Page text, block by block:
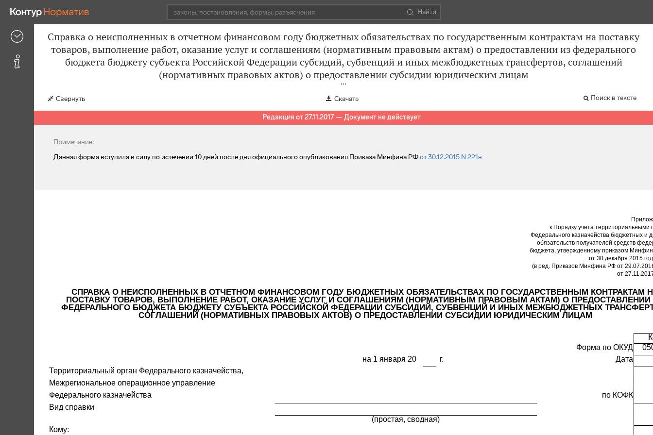
Найти
Справка о неисполненных в отчетном финансовом году бюджетных обязательствах по государственным контрактам на поставку
товаров, выполнение работ, оказание услуг и соглашениям (нормативным правовым актам) о предоставлении из федерального
бюджета бюджету субъекта Российской Федерации субсидий, субвенций и иных межбюджетных трансфертов, соглашений
(нормативных правовых актов) о предоставлении субсидии юридическим лицам
Свернуть Скачать Поиск в тексте
Редакция от 27.11.2017 — Документ не действует
Примечание:
Данная форма вступила в силу по истечении 10 дней после дня официального опубликования Приказа Минфина РФот 30.12.2015 N 221н
к Порядку учета территориальными
Федерального казначейства бюджетных и
обязательств получателей средств
бюджета, утвержденному приказом
от 30 декабря 2015
(в ред. Приказов Минфина РФ от
от
СПРАВКА О НЕИСПОЛНЕННЫХ В ОТЧЕТНОМ ФИНАНСОВОМ ГОДУ БЮДЖЕТНЫХ ОБЯЗАТЕЛЬСТВАХ ПО ГОСУДАРСТВЕННЫМ КОНТРАКТАМ
ПОСТАВКУ ТОВАРОВ, ВЫПОЛНЕНИЕ РАБОТ, ОКАЗАНИЕ УСЛУГ И СОГЛАШЕНИЯМ (НОРМАТИВНЫМ ПРАВОВЫМ АКТАМ) О ПРЕДОСТАВЛЕНИИ
ФЕДЕРАЛЬНОГО БЮДЖЕТА БЮДЖЕТУ СУБЪЕКТА РОССИЙСКОЙ ФЕДЕРАЦИИ СУБСИДИЙ, СУБВЕНЦИЙ И ИНЫХ МЕЖБЮДЖЕТНЫХ
СОГЛАШЕНИЙ (НОРМАТИВНЫХ ПРАВОВЫХ АКТОВ) О ПРЕДОСТАВЛЕНИИ СУБСИДИИ ЮРИДИЧЕСКИМ ЛИЦАМ
Форма по ОКУД
на 1 января 20
г.
Дата
Территориальный орган Федерального казначейства,
Межрегиональное операционное управление
Федерального казначейства
по КОФК
Вид справки
(простая, сводная)
Кому: